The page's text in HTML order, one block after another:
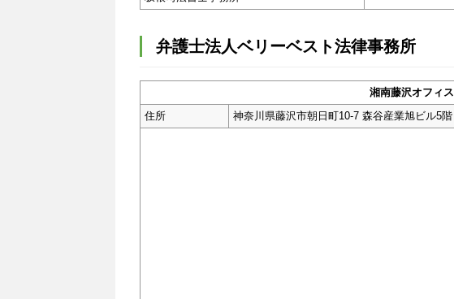
弁護士法人ベリーベスト法律事務所
湘南藤沢オフィス
住所
神奈川県藤沢市朝日町10-7 森谷産業旭ビル5階